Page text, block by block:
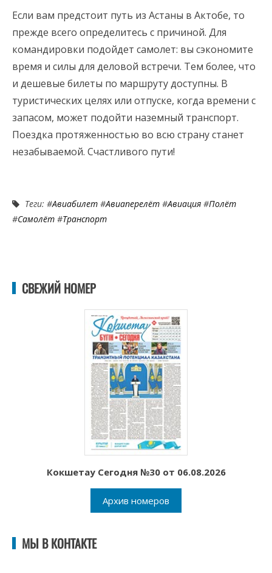
Если вам предстоит путь из Астаны в Актобе, то
прежде всего определитесь с причиной. Для
командировки подойдет самолет: вы сэкономите
время и силы для деловой встречи. Тем более, что
и дешевые билеты по маршруту доступны. В
туристических целях или отпуске, когда времени с
запасом, может подойти наземный транспорт.
Поездка протяженностью во всю страну станет
незабываемой. Счастливого пути!
Теги: #Авиабилет #Авиаперелёт #Авиация #Полёт
#Самолёт #Транспорт
СВЕЖИЙ НОМЕР
Кокшетау Сегодня №30 от 06.08.2026
Архив номеров
МЫ В КОНТАКТЕ